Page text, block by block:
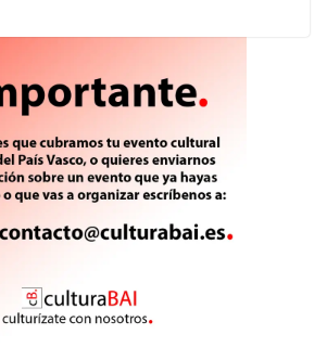
l p
ar
ti
r